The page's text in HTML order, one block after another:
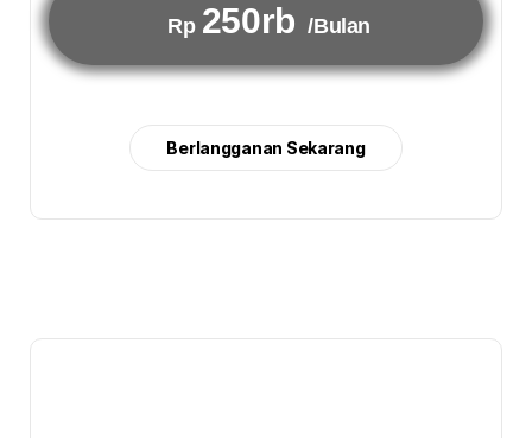
Rp 250rb /Bulan
Berlangganan Sekarang